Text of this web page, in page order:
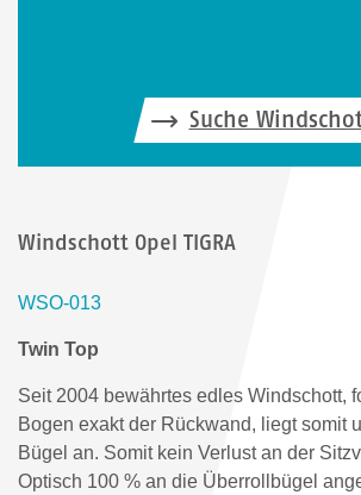
Suche
Windschott Opel TIGRA
WSO-013
Twin Top
Seit 2004 bewährtes edles Windschott,
Bogen exakt der Rückwand, liegt somit
Bügel an. Somit kein Verlust an der
Optisch 100 % an die Überrollbügel